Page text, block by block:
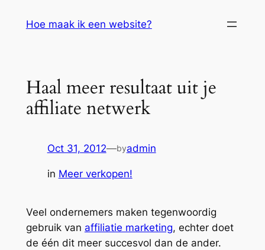
Hoe maak ik een website?
Haal meer resultaat uit je
affiliate netwerk
Oct 31, 2012—byadmin
in Meer verkopen!
Veel ondernemers maken tegenwoordig
gebruik van affiliatie marketing, echter doet
de één dit meer succesvol dan de ander.